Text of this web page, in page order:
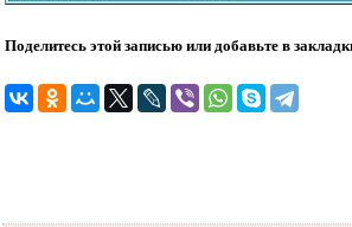
Поделитесь этой записью или добавьте в